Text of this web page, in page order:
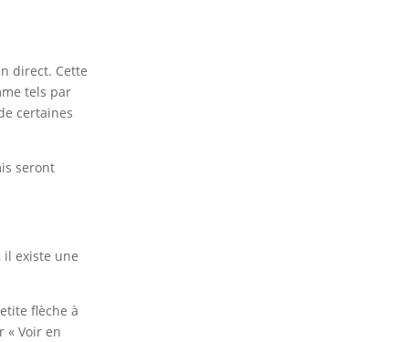
direct. Cette
tels par
certaines
seront
il existe une
flèche à
« Voir en